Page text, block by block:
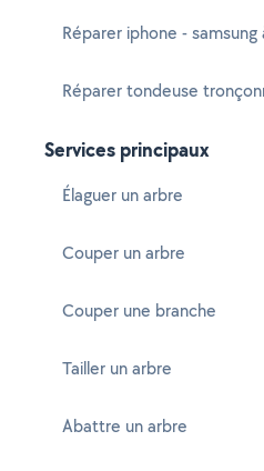
Réparer iphone - samsung
Réparer tondeuse
Services principaux
Élaguer un arbre
Couper un arbre
Couper une branche
Tailler un arbre
Abattre un arbre